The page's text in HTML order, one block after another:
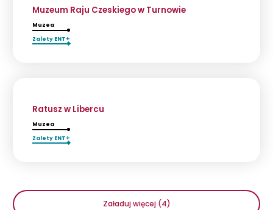
Muzeum Raju Czeskiego w Turnowie
Muzea
Zalety ENT+
Ratusz w Libercu
Muzea
Zalety ENT+
Załaduj więcej (4)